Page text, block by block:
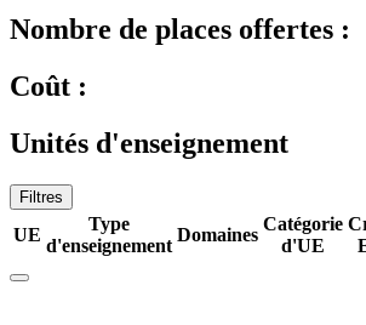
Nombre de places offertes :
Coût :
Unités d'enseignement
Filtres
UE
Type
d'enseignement
Domaines
Catégorie
d'UE